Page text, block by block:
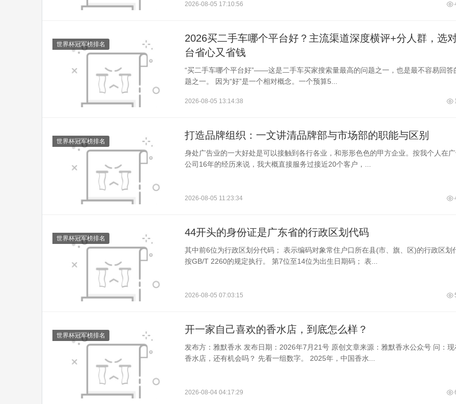
2026-08-05 17:10:56
世界杯冠军榜排名
2026买二手车哪个平台好？主流渠道深度横评+分人群，选
台省心又省钱
“买二手车哪个平台好”——这是二手车买家搜索量最高的问题之一，也是最不容易回答
题之一。 因为“好”是一个相对概念。一个预算5...
2026-08-05 13:14:38
世界杯冠军榜排名
打造品牌组织：一文讲清品牌部与市场部的职能与区别
身处广告业的一大好处是可以接触到各行各业，和形形色色的甲方企业。按我个人在
公司16年的经历来说，我大概直接服务过接近20个客户，...
2026-08-05 11:23:34
世界杯冠军榜排名
44开头的身份证是广东省的行政区划代码
其中前6位为行政区划分代码； 表示编码对象常住户口所在县(市、旗、区)的行政区划
按GB/T 2260的规定执行。 第7位至14位为出生日期码； 表...
2026-08-05 07:03:15
世界杯冠军榜排名
开一家自己喜欢的香水店，到底怎么样？
发布方：雅默香水 发布日期：2026年7月21号 原创文章来源：雅默香水公众号 问：现
香水店，还有机会吗？ 先看一组数字。 2025年，中国香水...
2026-08-04 04:17:29